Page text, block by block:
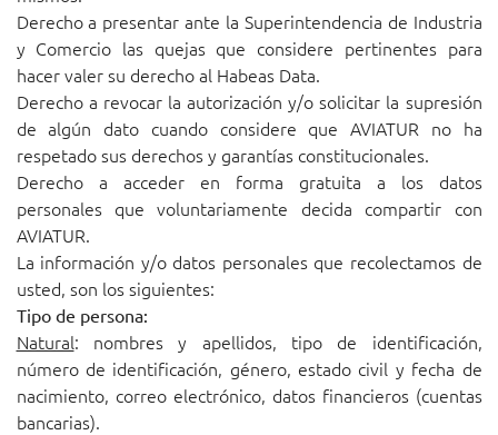
Derecho a presentar ante la Superintendencia de Industria
y Comercio las quejas que considere pertinentes para
hacer valer su derecho al Habeas Data.
Derecho a revocar la autorización y/o solicitar la supresión
de algún dato cuando considere que AVIATUR no ha
respetado sus derechos y garantías constitucionales.
Derecho a acceder en forma gratuita a los datos
personales que voluntariamente decida compartir con
AVIATUR.
La información y/o datos personales que recolectamos de
usted, son los siguientes:
Tipo de persona:
Natural: nombres y apellidos, tipo de identificación,
número de identificación, género, estado civil y fecha de
nacimiento, correo electrónico, datos financieros (cuentas
bancarias).